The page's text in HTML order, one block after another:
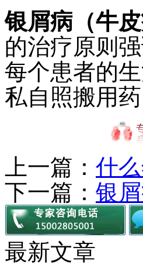
银屑病（牛
的治疗原则
每个患者的
私自照搬用药
上一篇： 什
下一篇： 银
最新文章